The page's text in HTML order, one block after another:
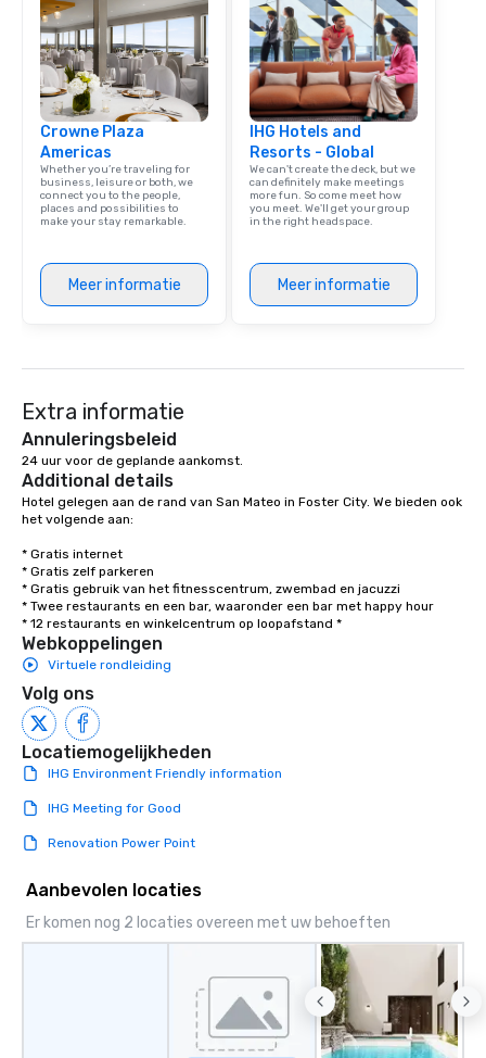
and spooky event.
Crowne Plaza
Americas
Whether you’re traveling for
business, leisure or both, we
connect you to the people,
places and possibilities to
make your stay remarkable.
Meer informatie
IHG Hotels and
Resorts - Global
We can't create the deck, but we
can definitely make meetings
more fun. So come meet how
you meet. We'll get your group
in the right headspace.
Meer informatie
Extra informatie
Annuleringsbeleid
24 uur voor de geplande aankomst.
Additional details
Hotel gelegen aan de rand van San Mateo in Foster City. We bieden ook
het volgende aan:
* Gratis internet
* Gratis zelf parkeren
* Gratis gebruik van het fitnesscentrum, zwembad en jacuzzi
* Twee restaurants en een bar, waaronder een bar met happy hour
* 12 restaurants en winkelcentrum op loopafstand *
Webkoppelingen
Virtuele rondleiding
Volg ons
Locatiemogelijkheden
IHG Environment Friendly information
IHG Meeting for Good
Renovation Power Point
Aanbevolen locaties
Er komen nog 2 locaties overeen met uw behoeften